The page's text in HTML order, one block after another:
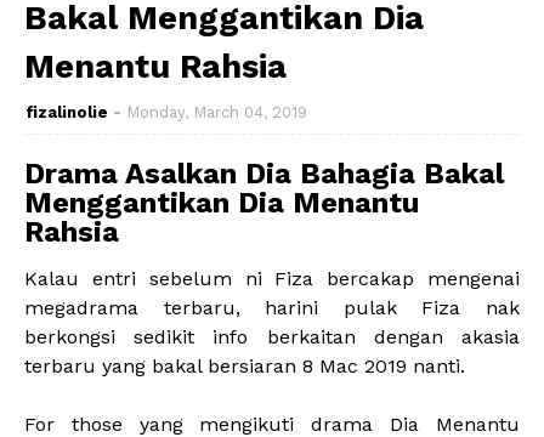
Bakal Menggantikan Dia
Menantu Rahsia
fizalinolie Monday, March 04, 2019
Drama Asalkan Dia Bahagia Bakal
Menggantikan Dia Menantu
Rahsia
Kalau entri sebelum ni Fiza bercakap mengenai
megadrama terbaru, harini pulak Fiza nak
berkongsi sedikit info berkaitan dengan akasia
terbaru yang bakal bersiaran 8 Mac 2019 nanti.
For those yang mengikuti drama Dia Menantu